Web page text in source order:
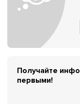
Получайте
первыми!